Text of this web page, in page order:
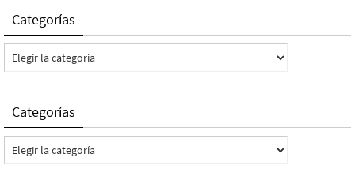
Categorías
Categorías
Categorías
Categorías